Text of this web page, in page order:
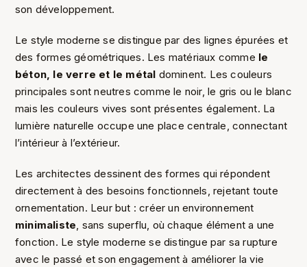
son développement.
Le style moderne se distingue par des lignes épurées et
des formes géométriques. Les matériaux comme le
béton, le verre et le métal dominent. Les couleurs
principales sont neutres comme le noir, le gris ou le blanc
mais les couleurs vives sont présentes également. La
lumière naturelle occupe une place centrale, connectant
l’intérieur à l’extérieur.
Les architectes dessinent des formes qui répondent
directement à des besoins fonctionnels, rejetant toute
ornementation. Leur but : créer un environnement
minimaliste, sans superflu, où chaque élément a une
fonction. Le style moderne se distingue par sa rupture
avec le passé et son engagement à améliorer la vie